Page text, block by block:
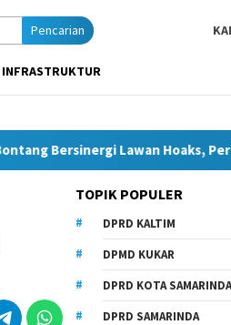
Pencarian
INFRASTRUKTUR
Lawan Hoaks, Perkuat
TOPIK POPULER
DPRD KALTIM
DPMD KUKAR
DPRD KOTA
DPRD SAMARINDA